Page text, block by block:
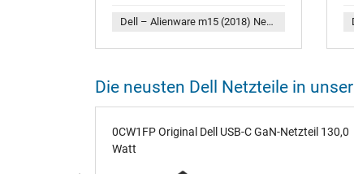
Dell – Alienware m15 (2018) Netzteil 240,0 Watt flache Bauform
Die neusten Dell Netzteile in
0CW1FP Original Dell USB-C GaN-Netzteil 130,0
Watt